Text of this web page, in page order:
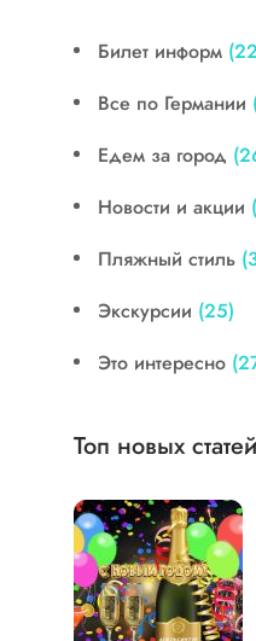
Билет информ
Все по Германии
Едем за город
Новости и акции
Пляжный стиль
Экскурсии (25)
Это интересно
Топ новых статей